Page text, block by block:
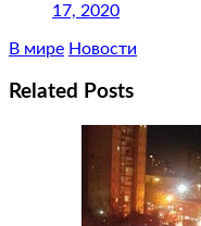
17, 2020
В мире Новости
Related Posts